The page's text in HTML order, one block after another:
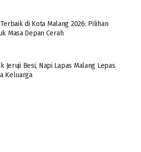
di Kota Malang 2026: Pilihan
Masa Depan Cerah
Jeruji Besi, Napi Lapas Malang Lepas
Keluarga